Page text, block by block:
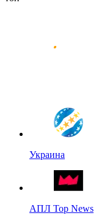
Украина
АПЛ Top News